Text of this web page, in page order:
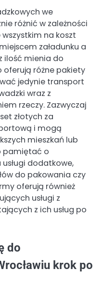
we
różnić w zależności
na koszt
załadunku a
ilość mienia do
oferują różne pakiety
jedynie transport
wraz z
rzeczy. Zazwyczaj
złotych za
i mogą
mieszkań lub
pamiętać o
dodatkowe,
do pakowania czy
oferują również
usługi z
z ich usług po
do
krok po